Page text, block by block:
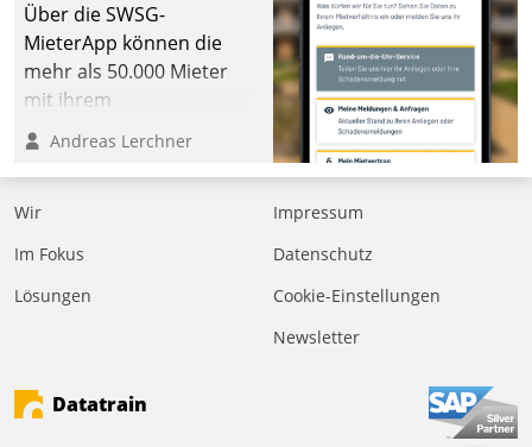
Über die SWSG-
MieterApp können die
mehr als 50.000 Mieter
mit ihrem
Wohnungsunternehmen
kommunizieren, auf dem
Laufenden bleiben, Daten
einsehen und ändern
oder
abgeben – rund um die
Andreas Lerchner
Wir
Im Fokus
Lösungen
Impressum
Datenschutz
Cookie-Einstellungen
Newsletter
Datatrain